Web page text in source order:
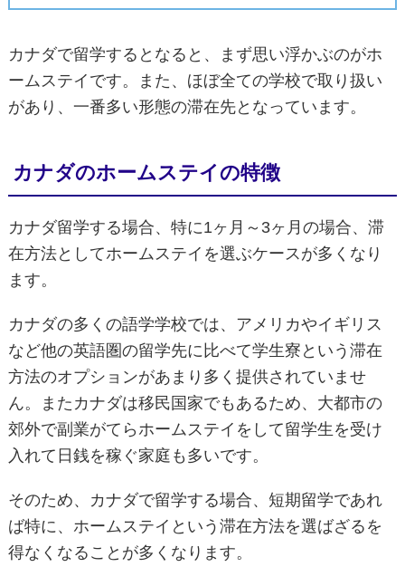
カナダで留学するとなると、まず思い浮かぶのがホ
ームステイです。また、ほぼ全ての学校で取り扱い
があり、一番多い形態の滞在先となっています。
カナダのホームステイの特徴
カナダ留学する場合、特に1ヶ月～3ヶ月の場合、滞
在方法としてホームステイを選ぶケースが多くなり
ます。
カナダの多くの語学学校では、アメリカやイギリス
など他の英語圏の留学先に比べて学生寮という滞在
方法のオプションがあまり多く提供されていませ
ん。またカナダは移民国家でもあるため、大都市の
郊外で副業がてらホームステイをして留学生を受け
入れて日銭を稼ぐ家庭も多いです。
そのため、カナダで留学する場合、短期留学であれ
ば特に、ホームステイという滞在方法を選ばざるを
得なくなることが多くなります。